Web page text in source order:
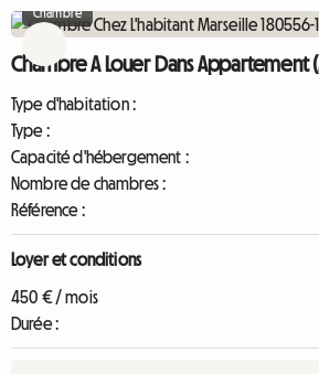
Chambre
Chambre A Louer Dans Appartement
Type d'habitation :
Type :
Capacité d'hébergement :
Nombre de chambres :
Référence :
Loyer et conditions
450 € / mois
Durée :